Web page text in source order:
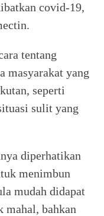
covid-19,
tentang
masyarakat yang
seperti
sulit yang
diperhatikan
menimbun
mudah didapat
mahal, bahkan